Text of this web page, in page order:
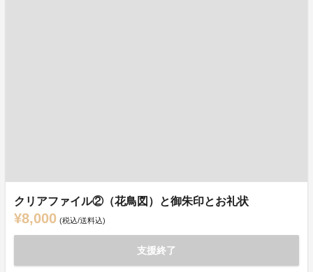
クリアファイル②（花鳥図）と御朱印とお礼状
¥8,000 (税込/送料込)
支援終了